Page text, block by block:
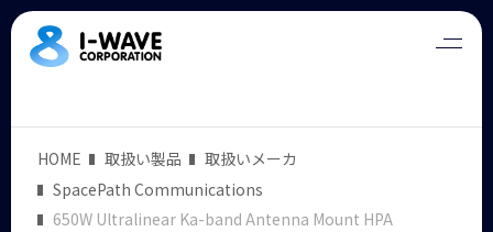
HOME 取扱い製品
取扱いメーカ
SpacePath Communications
650W Ultralinear Ka-band Antenna Mount HPA